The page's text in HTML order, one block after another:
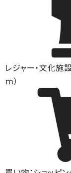
レジャー・文化施
ｍ）